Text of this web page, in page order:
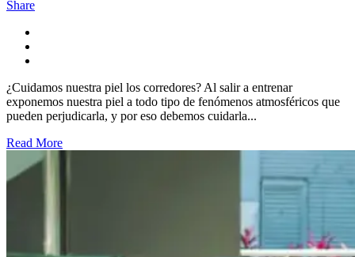
Share
¿Cuidamos nuestra piel los corredores? Al salir a entrenar
exponemos nuestra piel a todo tipo de fenómenos atmosféricos que
pueden perjudicarla, y por eso debemos cuidarla...
Read More